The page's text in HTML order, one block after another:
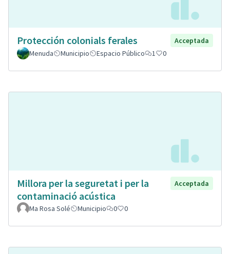
Protección colonials ferales
Acceptada
Menuda
Municipio Espacio Público 1 0
Millora per la seguretat i per la
contaminació acústica
Acceptada
Ma Rosa Solé Municipio 0 0